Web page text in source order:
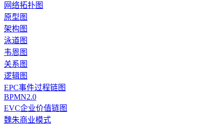
网络拓扑图
原型图
架构图
泳道图
韦恩图
关系图
逻辑图
EPC事件过程链图
BPMN2.0
EVC企业价值链图
魏朱商业模式